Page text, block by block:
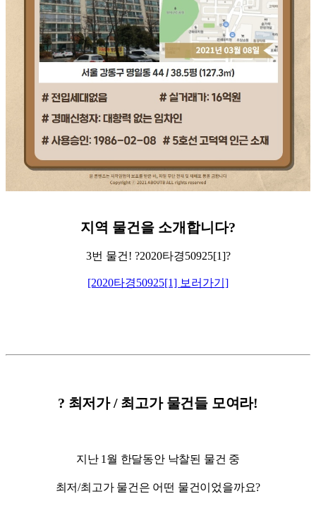
지역 물건을 소개합니다?
3번 물건! ?2020타경50925[1]?
[2020타경50925[1] 보러가기]
? 최저가 / 최고가 물건들 모여라!
지난 1월 한달동안 낙찰된 물건 중
최저/최고가 물건은 어떤 물건이었을까요?